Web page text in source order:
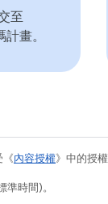
至
畫。
《內容授權》中的授
時間)。